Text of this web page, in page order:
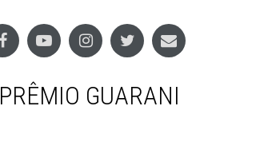
PRÊMIO GUARANI